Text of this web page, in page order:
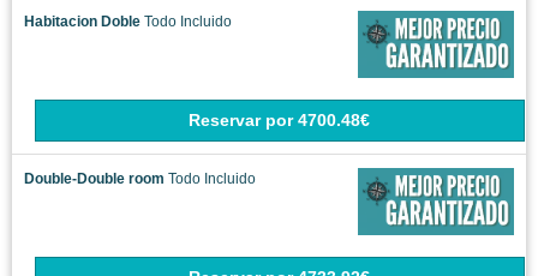
Habitacion Doble Todo Incluido
Reservar por 4700.48€
Double-Double room Todo Incluido